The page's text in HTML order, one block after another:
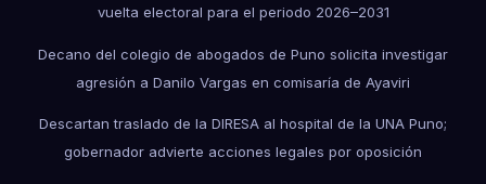
vuelta electoral para el periodo 2026–2031
Decano del colegio de abogados de Puno solicita investigar
agresión a Danilo Vargas en comisaría de Ayaviri
Descartan traslado de la DIRESA al hospital de la UNA Puno;
gobernador advierte acciones legales por oposición